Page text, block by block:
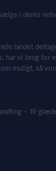
i deres
landet
, har vi brug for
muligt, så
– til